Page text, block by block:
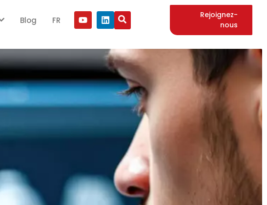
Blog FR
Rejoignez-
nous